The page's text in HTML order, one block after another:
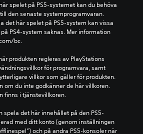
spelet på PS5-systemet kan du behöva
den senaste systemprogramvaran.
det här spelet på PS5-system kan vissa
PS4-system saknas. Mer information
bc.
produkten regleras av PlayStations
för programvara, samt
villkor som gäller för produkten.
om du inte godkänner de här villkoren.
finns i tjänstevillkoren.
spela det här innehållet på den PS5-
med ditt konto (genom inställningen
och på andra PS5-konsoler när